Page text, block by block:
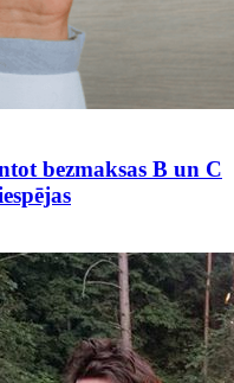
bezmaksas B un C